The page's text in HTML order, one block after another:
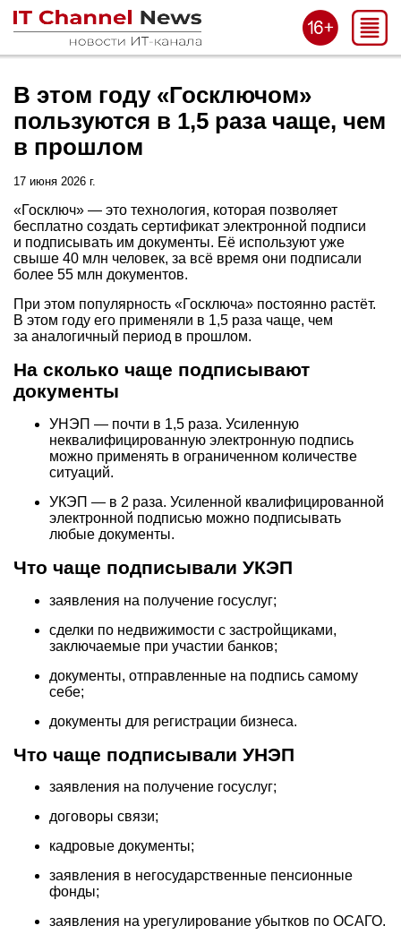
В этом году «Госключом»
пользуются в 1,5 раза чаще, чем
в прошлом
17 июня 2026 г.
«Госключ» — это технология, которая позволяет
бесплатно создать сертификат электронной подписи
и подписывать им документы. Её используют уже
свыше 40 млн человек, за всё время они подписали
более 55 млн документов.
При этом популярность «Госключа» постоянно растёт.
В этом году его применяли в 1,5 раза чаще, чем
за аналогичный период в прошлом.
На сколько чаще подписывают
документы
УНЭП — почти в 1,5 раза. Усиленную
неквалифицированную электронную подпись
можно применять в ограниченном количестве
ситуаций.
УКЭП — в 2 раза. Усиленной квалифицированной
электронной подписью можно подписывать
любые документы.
Что чаще подписывали УКЭП
заявления на получение госуслуг;
сделки по недвижимости с застройщиками,
заключаемые при участии банков;
документы, отправленные на подпись самому
себе;
документы для регистрации бизнеса.
Что чаще подписывали УНЭП
заявления на получение госуслуг;
договоры связи;
кадровые документы;
заявления в негосударственные пенсионные
фонды;
заявления на урегулирование убытков по ОСАГО.